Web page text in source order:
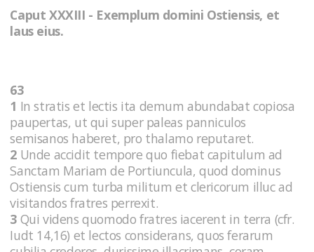
Caput XXXIII - Exemplum domini Ostiensis, et
laus eius.
63
1 In stratis et lectis ita demum abundabat copiosa
paupertas, ut qui super paleas panniculos
semisanos haberet, pro thalamo reputaret.
2 Unde accidit tempore quo fiebat capitulum ad
Sanctam Mariam de Portiuncula, quod dominus
Ostiensis cum turba militum et clericorum illuc ad
visitandos fratres perrexit.
3 Qui videns quomodo fratres iacerent in terra (cfr.
Iudt 14,16) et lectos considerans, quos ferarum